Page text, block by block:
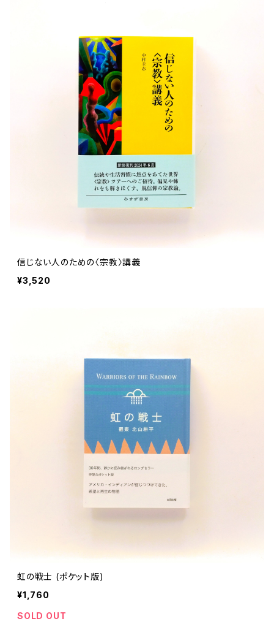
信じない人のための〈宗教〉講義
¥3,520
虹の戦士 (ポケット版)
¥1,760
SOLD OUT